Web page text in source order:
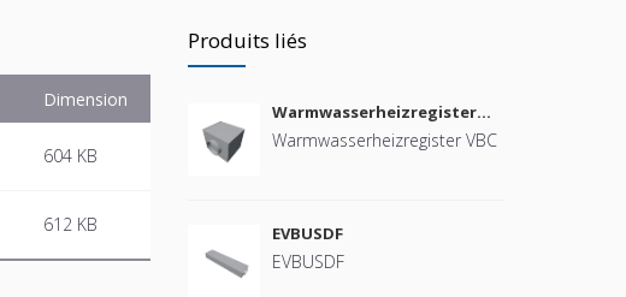
Dimension
604 KB
612 KB
Produits liés
Warmwasserheizregister
VBC
Warmwasserheizregister VBC
EVBUSDF
EVBUSDF